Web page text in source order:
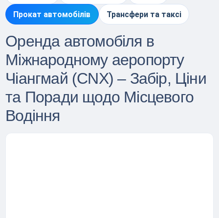
Прокат автомобілів Трансфери та таксі
Оренда автомобіля в
Міжнародному аеропорту
Чіангмай (CNX) – Забір, Ціни
та Поради щодо Місцевого
Водіння